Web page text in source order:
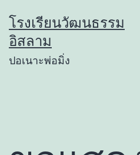
to
content
โรงเรียนวัฒนธรรม
อิสลาม
ปอเนาะพ่อมิ่ง